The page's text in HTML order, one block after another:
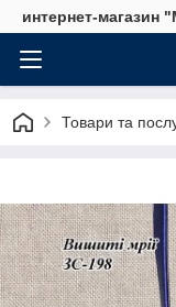
интернет-магазин
Товари та